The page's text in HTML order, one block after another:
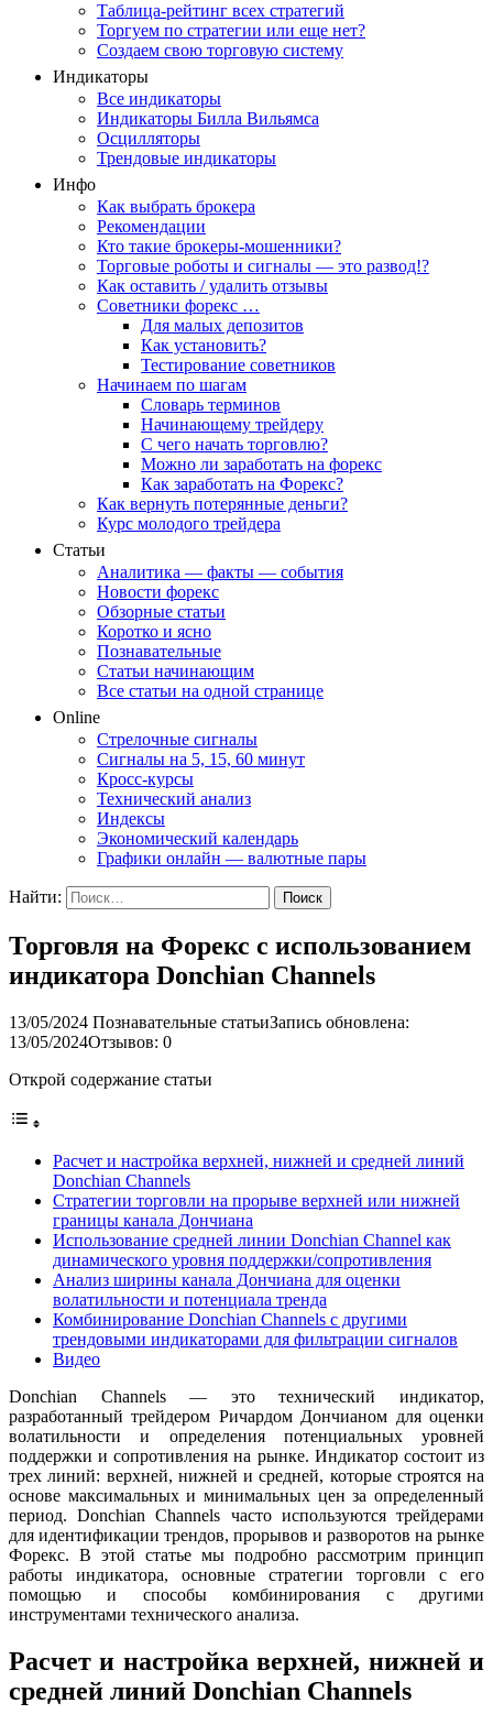
Таблица-рейтинг всех стратегий
Торгуем по стратегии или еще нет?
Создаем свою торговую систему
Индикаторы
Все индикаторы
Индикаторы Билла Вильямса
Осцилляторы
Трендовые индикаторы
Инфо
Как выбрать брокера
Рекомендации
Кто такие брокеры-мошенники?
Торговые роботы и сигналы — это развод!?
Как оставить / удалить отзывы
Советники форекс …
Для малых депозитов
Как установить?
Тестирование советников
Начинаем по шагам
Словарь терминов
Начинающему трейдеру
С чего начать торговлю?
Можно ли заработать на форекс
Как заработать на Форекс?
Как вернуть потерянные деньги?
Курс молодого трейдера
Статьи
Аналитика — факты — события
Новости форекс
Обзорные статьи
Коротко и ясно
Познавательные
Статьи начинающим
Все статьи на одной странице
Online
Стрелочные сигналы
Сигналы на 5, 15, 60 минут
Кросс-курсы
Технический анализ
Индексы
Экономический календарь
Графики онлайн — валютные пары
Найти:
Торговля на Форекс с использованием
индикатора Donchian Channels
13/05/2024 Познавательные статьиЗапись обновлена:
13/05/2024Отзывов: 0
Открой содержание статьи
Расчет и настройка верхней, нижней и средней линий
Donchian Channels
Стратегии торговли на прорыве верхней или нижней
границы канала Дончиана
Использование средней линии Donchian Channel как
динамического уровня поддержки/сопротивления
Анализ ширины канала Дончиана для оценки
волатильности и потенциала тренда
Комбинирование Donchian Channels с другими
трендовыми индикаторами для фильтрации сигналов
Видео
Donchian Channels — это технический индикатор,
разработанный трейдером Ричардом Дончианом для оценки
волатильности и определения потенциальных уровней
поддержки и сопротивления на рынке. Индикатор состоит из
трех линий: верхней, нижней и средней, которые строятся на
основе максимальных и минимальных цен за определенный
период. Donchian Channels часто используются трейдерами
для идентификации трендов, прорывов и разворотов на рынке
Форекс. В этой статье мы подробно рассмотрим принцип
работы индикатора, основные стратегии торговли с его
помощью и способы комбинирования с другими
инструментами технического анализа.
Расчет и настройка верхней, нижней и
средней линий Donchian Channels